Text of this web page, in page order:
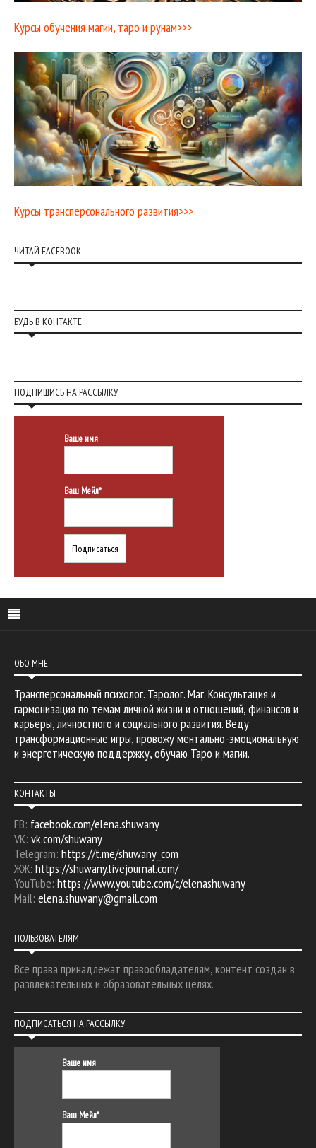
Курсы обучения магии, таро и рунам>>>
Курсы трансперсонального развития>>>
ЧИТАЙ FACEBOOK
БУДЬ В КОНТАКТЕ
ПОДПИШИСЬ НА РАССЫЛКУ
Ваше имя
Ваш Мейл*
ОБО МНЕ
Трансперсональный психолог. Таролог. Маг. Консультация и
гармонизация по темам личной жизни и отношений, финансов и
карьеры, личностного и социального развития. Веду
трансформационные игры, провожу ментально-эмоциональную
и энергетическую поддержку, обучаю Таро и магии.
КОНТАКТЫ
FB: facebook.com/elena.shuwany
VK: vk.com/shuwany
Telegram: https://t.me/shuwany_com
ЖЖ: https://shuwany.livejournal.com/
YouTube: https://www.youtube.com/c/elenashuwany
Mail: elena.shuwany@gmail.com
ПОЛЬЗОВАТЕЛЯМ
Все права принадлежат правообладателям, контент создан в
развлекательных и образовательных целях.
ПОДПИСАТЬСЯ НА РАССЫЛКУ
Ваше имя
Ваш Мейл*